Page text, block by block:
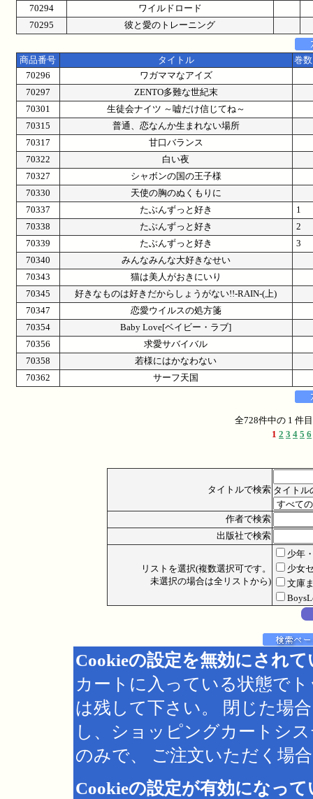
70294
ワイルドロード
70295
彼と愛のトレーニング
商品番号 タイトル
巻数
70296
ワガママなアイズ
70297
ZENTO多難な世紀末
70301
生徒会ナイツ ～嘘だけ信じてね～
70315
普通、恋なんか生まれない場所
70317
甘口バランス
70322
白い夜
70327
シャボンの国の王子様
70330
天使の胸のぬくもりに
70337
たぶんずっと好き
1
70338
たぶんずっと好き
2
70339
たぶんずっと好き
3
70340
みんなみんな大好きなせい
70343
猫は美人がおきにいり
70345
好きなものは好きだからしょうがない!!-RAIN-(上)
70347
恋愛ウイルスの処方箋
70354
Baby Love[ベイビー・ラブ]
70356
求愛サバイバル
70358
若様にはかなわない
70362
サーフ天国
全728件中の 1 件
1 2 3 4 5 6
タイトルで検索 タイトル
作者で検索
出版社で検索
リストを選択(複数選択可です。
未選択の場合は全リストから)
少年
少女
文庫
Cookieの設定を無効にされ
カートに入っている状態で
は残して下さい。 閉じた場
し、ショッピングカートシ
のみで、 ご注文いただく場
Cookieの設定が有効になっ